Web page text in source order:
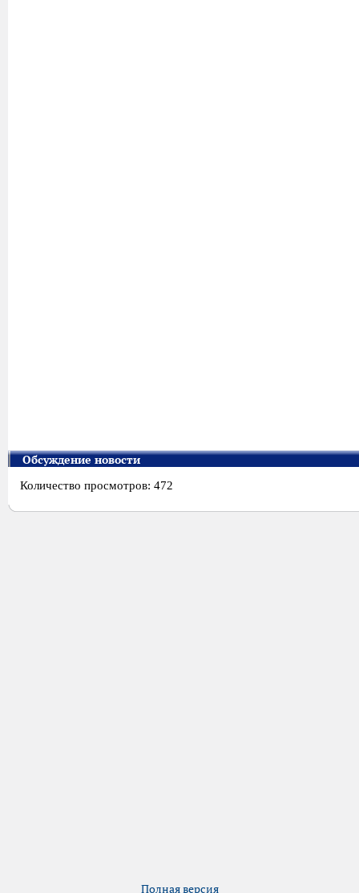
Обсуждение новости
Количество просмотров: 472
Полная версия